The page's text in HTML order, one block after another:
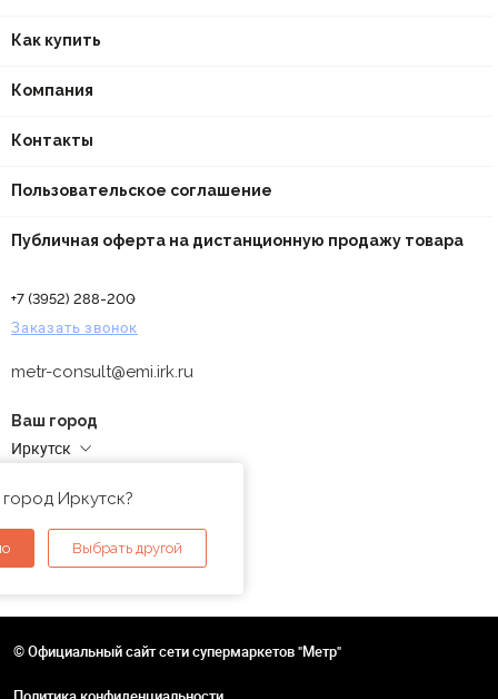
Как купить
Компания
Контакты
Пользовательское соглашение
Публичная оферта на дистанционную продажу товара
+7 (3952) 288-200
Заказать звонок
metr-consult@emi.irk.ru
Ваш город
Иркутск
Иркутск?
Выбрать другой
© Официальный сайт сети супермаркетов "Метр"